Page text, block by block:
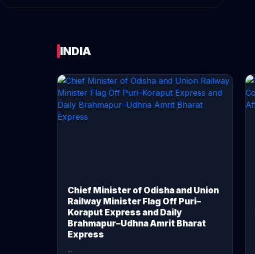
INDIA
Chief Minister of Odisha and Union
Railway Minister Flag Off Puri–
Koraput Express and Daily
Brahmapur–Udhna Amrit Bharat
Express
...